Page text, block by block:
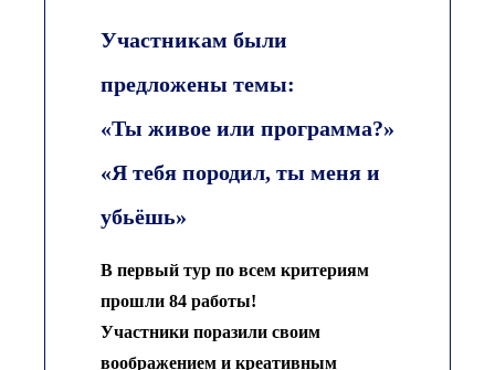
Участникам были
предложены темы:
«Ты живое или программа?»
«Я тебя породил, ты меня и
убьёшь»
В первый тур по всем критериям
прошли 84 работы!
Участники поразили своим
воображением и креативным